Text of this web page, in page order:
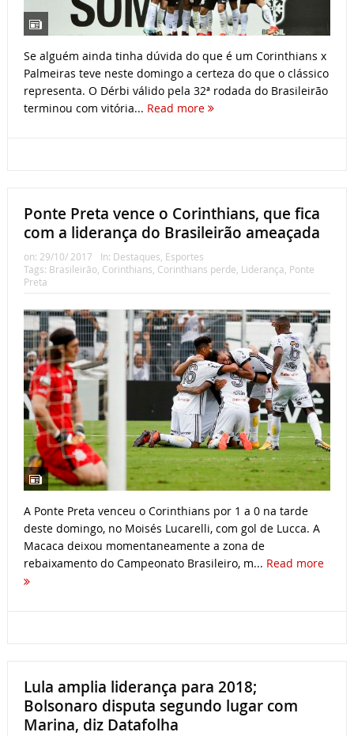
Se alguém ainda tinha dúvida do que é um Corinthians x
Palmeiras teve neste domingo a certeza do que o clássico
representa. O Dérbi válido pela 32ª rodada do Brasileirão
terminou com vitória... Read more
Ponte Preta vence o Corinthians, que fica
com a liderança do Brasileirão ameaçada
on: 29/10/ 2017 In: Destaques, Esportes
Tags: Brasileirão, Corinthians, Corinthians perde, Liderança, Ponte
Preta
A Ponte Preta venceu o Corinthians por 1 a 0 na tarde
deste domingo, no Moisés Lucarelli, com gol de Lucca. A
Macaca deixou momentaneamente a zona de
rebaixamento do Campeonato Brasileiro, m... Read more
Lula amplia liderança para 2018;
Bolsonaro disputa segundo lugar com
Marina, diz Datafolha